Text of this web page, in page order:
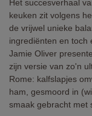
Het succesverhaal
keuken zit volgens
de vrijwel unieke
ingrediënten en toch
Jamie Oliver
zijn versie van zo'n
Rome: kalfslapjes
ham, gesmoord in
smaak gebracht met